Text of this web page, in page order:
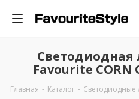
Светодиодная
Favourite CORN
Главная - Каталог - Светодиодные